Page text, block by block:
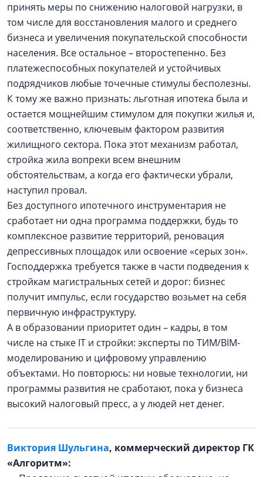
принять меры по снижению налоговой нагрузки, в
том числе для восстановления малого и среднего
бизнеса и увеличения покупательской способности
населения. Все остальное – второстепенно. Без
платежеспособных покупателей и устойчивых
подрядчиков любые точечные стимулы бесполезны.
К тому же важно признать: льготная ипотека была и
остается мощнейшим стимулом для покупки жилья и,
соответственно, ключевым фактором развития
жилищного сектора. Пока этот механизм работал,
стройка жила вопреки всем внешним
обстоятельствам, а когда его фактически убрали,
наступил провал.
Без доступного ипотечного инструментария не
сработает ни одна программа поддержки, будь то
комплексное развитие территорий, реновация
депрессивных площадок или освоение «серых зон».
Господдержка требуется также в части подведения к
стройкам магистральных сетей и дорог: бизнес
получит импульс, если государство возьмет на себя
первичную инфраструктуру.
А в образовании приоритет один – кадры, в том
числе на стыке IT и стройки: эксперты по ТИМ/BIM-
моделированию и цифровому управлению
объектами. Но повторюсь: ни новые технологии, ни
программы развития не сработают, пока у бизнеса
высокий налоговый пресс, а у людей нет денег.
Виктория Шульгина, коммерческий директор ГК
«Алгоритм»: